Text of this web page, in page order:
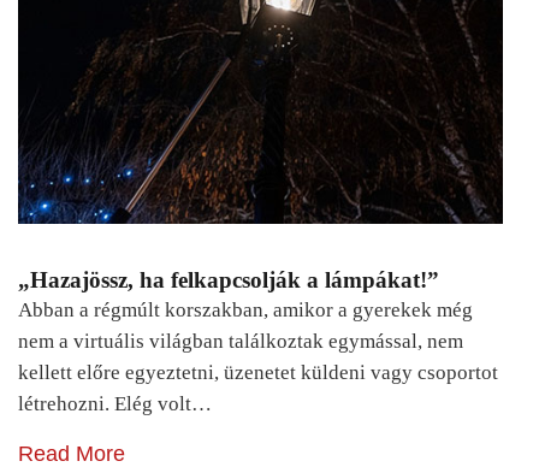
„Hazajössz, ha felkapcsolják a lámpákat!”
Abban a régmúlt korszakban, amikor a gyerekek még
nem a virtuális világban találkoztak egymással, nem
kellett előre egyeztetni, üzenetet küldeni vagy csoportot
létrehozni. Elég volt…
Read More